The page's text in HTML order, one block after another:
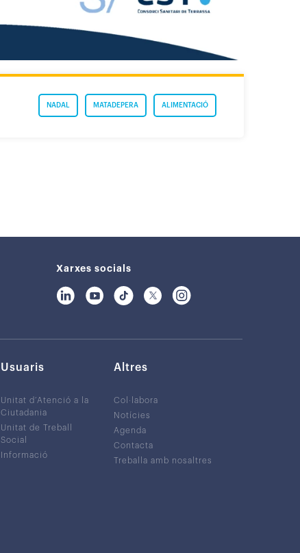
ALIMENTACIÓ
MATADEPERA
NADAL
Xarxes socials
Usuaris
Unitat d’Atenció a la
Ciutadania
Unitat de Treball
Social
Informació
Altres
Col·labora
Notícies
Agenda
Contacta
Treballa amb nosaltres